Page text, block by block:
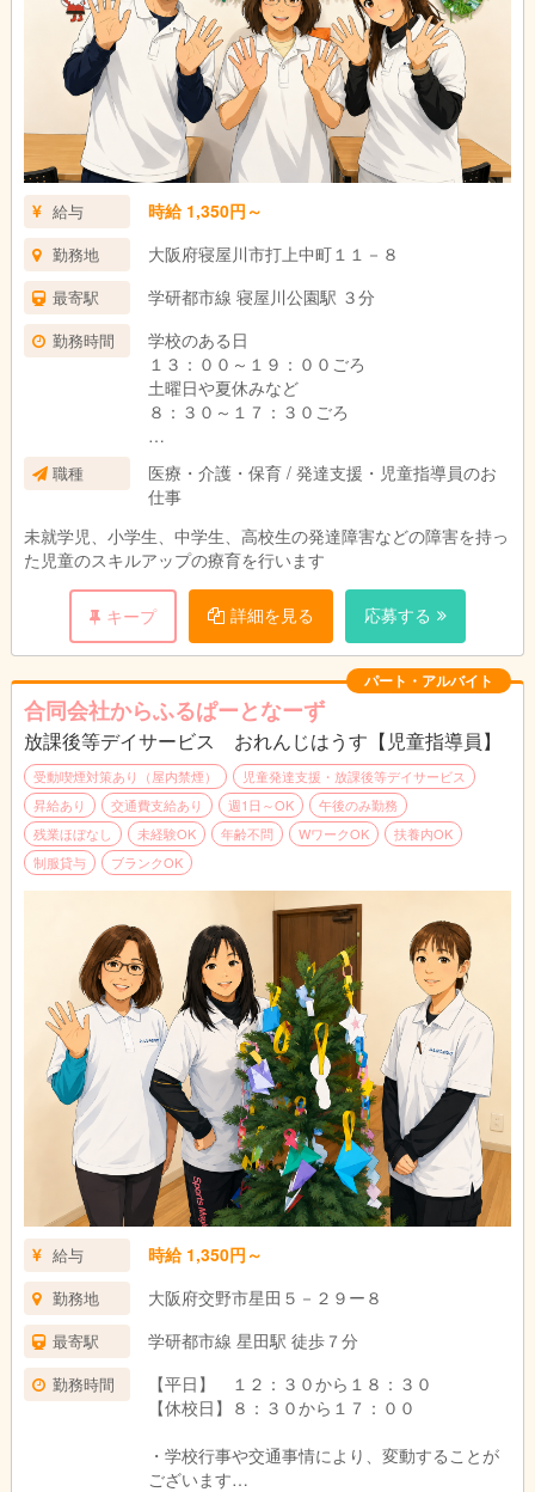
給与 時給 1,350円～
勤務地 大阪府寝屋川市打上中町１１－８
最寄駅 学研都市線 寝屋川公園駅 ３分
勤務時間
学校のある日
１３：００～１９：００ごろ
土曜日や夏休みなど
８：３０～１７：３０ごろ
ざいます。
週１日からＯＫです。
時間や曜日はご相談ください。
職種
医療・介護・保育 / 発達支援・児童指導員のお
仕事
未就学児、小学生、中学生、高校生の発達障害などの障害を持っ
た児童のスキルアップの療育を行います
キープ 詳細を見る 応募する
パート・アルバイト
合同会社からふるぱーとなーず
放課後等デイサービス おれんじはうす【児童指導員】
受動喫煙対策あり（屋内禁煙）
児童発達支援・放課後等デイサービス
昇給あり
交通費支給あり 週1日～OK
午後のみ勤務
残業ほぼなし
未経験OK 年齢不問 WワークOK
扶養内OK
制服貸与
ブランクOK
給与 時給 1,350円～
勤務地 大阪府交野市星田５－２９ー８
最寄駅 学研都市線 星田駅 徒歩７分
勤務時間
【平日】 １２：３０から１８：３０
【休校日】８：３０から１７：００
・学校行事や交通事情により、変動することが
ございます